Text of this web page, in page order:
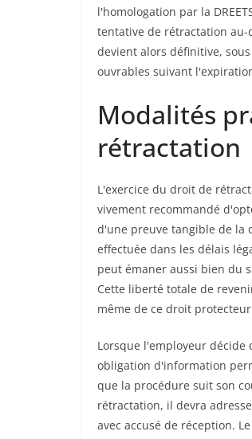
l'homologation par la
tentative de rétractation au-
devient alors définitive,
ouvrables suivant
Modalités
rétractation
L'exercice du droit de
vivement recommandé
d'une preuve tangible de la
effectuée dans les délais
peut émaner aussi bien du
Cette liberté totale de
même de ce droit
Lorsque l'employeur
obligation d'information
que la procédure suit son
rétractation, il devra
avec accusé de réception.